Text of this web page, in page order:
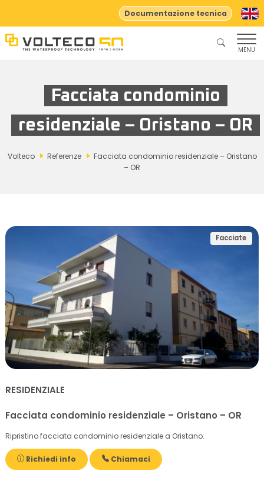
Documentazione tecnica
MENU
Facciata condominio
residenziale – Oristano – OR
Volteco Referenze
Facciata condominio residenziale – Oristano
– OR
Facciate
RESIDENZIALE
Facciata condominio residenziale – Oristano – OR
Ripristino facciata condominio residenziale a Oristano.
Richiedi info Chiamaci